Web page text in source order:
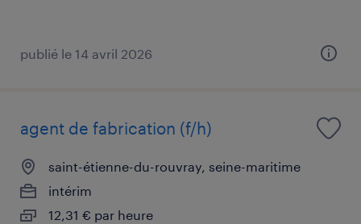
publié le 14 avril 2026
agent de fabrication (f/h)
saint-étienne-du-rouvray, seine-maritime
intérim
12,31 € par heure